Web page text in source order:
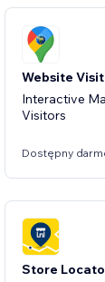
Website
Interactive
Visitors
Dostępny
Store